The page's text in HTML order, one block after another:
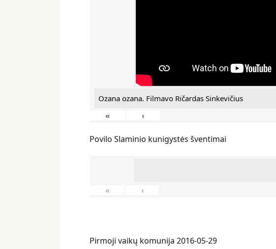
Ozana ozana. Filmavo Ričardas Sinkevičius
«
‹
Povilo Slaminio kunigystės šventimai
« ‹
Pirmoji vaikų komunija 2016-05-29